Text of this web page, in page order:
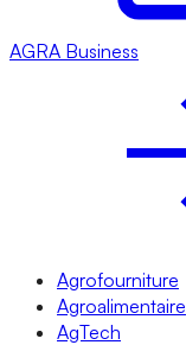
AGRA Business
Agrofourniture
Agroalimentaire
AgTech